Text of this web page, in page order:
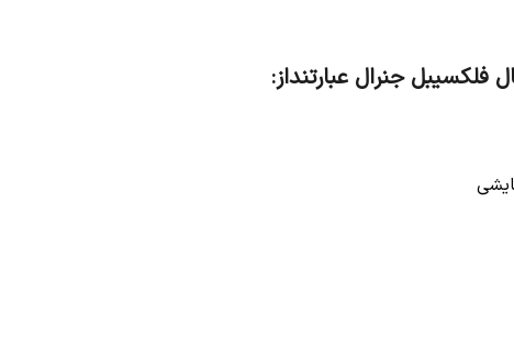
فلکسیبل جنرال عبارتنداز: